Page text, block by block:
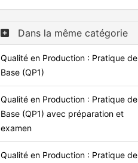
Dans la même catégorie
Qualité en Production : Pratique de
Base (QP1)
Qualité en Production : Pratique de
Base (QP1) avec préparation et
examen
Qualité en Production : Pratique de